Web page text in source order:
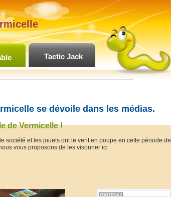
Tactic Jack
se dévoile dans les médias.
de Vermicelle !
société et les jouets ont le vent en poupe en cette période de
vous proposons de les visonner ici :